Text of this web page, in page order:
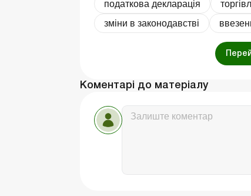
податкова декларація
зміни в законодавстві
Коментарі до матеріалу